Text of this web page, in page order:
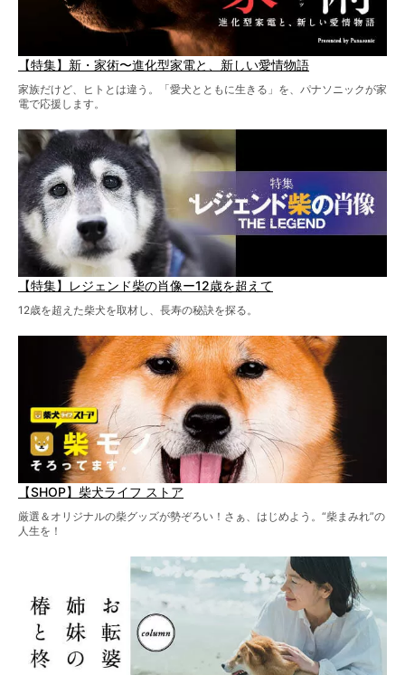
【特集】新・家術〜進化型家電と、新しい愛情物語
家族だけど、ヒトとは違う。「愛犬とともに生きる」を、パナソニックが家
電で応援します。
【特集】レジェンド柴の肖像ー12歳を超えて
12歳を超えた柴犬を取材し、長寿の秘訣を探る。
【SHOP】柴犬ライフ ストア
厳選＆オリジナルの柴グッズが勢ぞろい！さぁ、はじめよう。“柴まみれ”の
人生を！